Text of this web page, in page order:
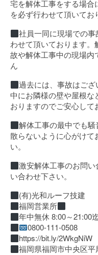
宅を解体工事をする場
を必ず行わせて頂いてお
社員一同に現場での
わせて頂いております
故や解体工事中の現場
ん
過去には、事故はご
中にお隣様の壁や屋根な
おりますのでご安心して
解体工事の最中でも
散らないように心がけて
い。
激安解体工事のお問
い合わせ下さい。
(有)光和ルーフ技建
福岡営業所
年中無休 8:00～21:00
0800-111-0508
https://bit.ly/2WkgNiW
福岡県福岡市中央区平